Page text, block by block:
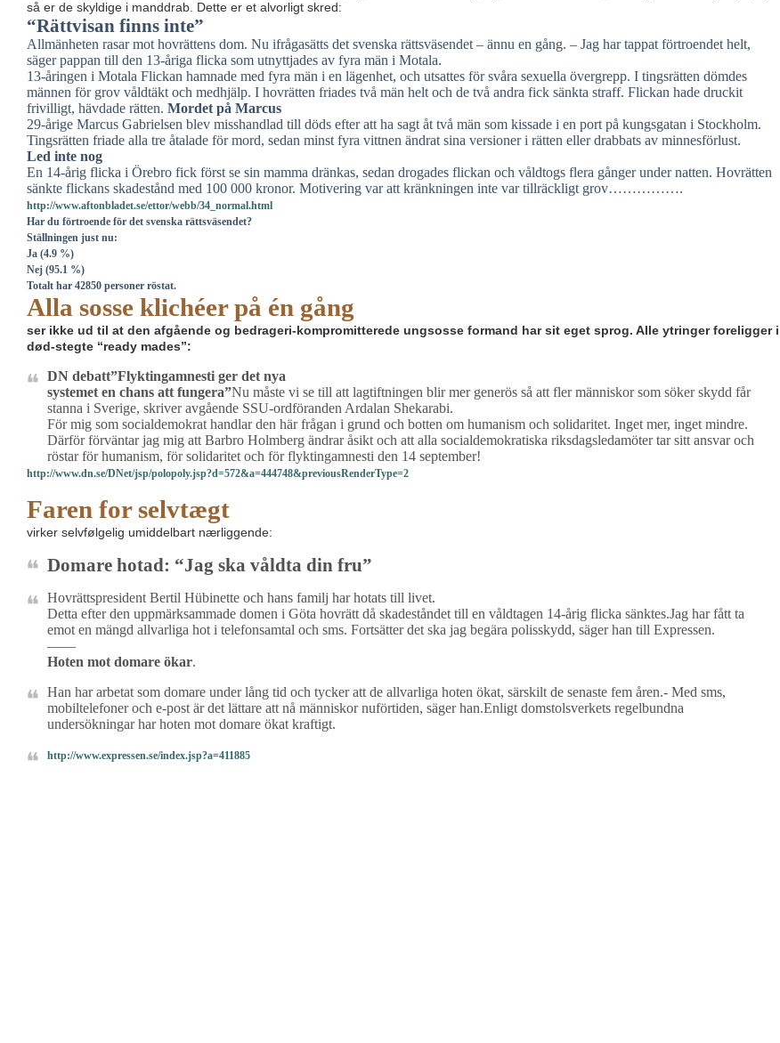
så er de skyldige i manddrab. Dette er et alvorligt skred:
“Rättvisan finns inte”
Allmänheten rasar mot hovrättens dom. Nu ifrågasätts det svenska rättsväsendet – ännu en gång. – Jag har tappat förtroendet helt,
säger pappan till den 13-åriga flicka som utnyttjades av fyra män i Motala.
13-åringen i Motala Flickan hamnade med fyra män i en lägenhet, och utsattes för svåra sexuella övergrepp. I tingsrätten dömdes
männen för grov våldtäkt och medhjälp. I hovrätten friades två män helt och de två andra fick sänkta straff. Flickan hade druckit
frivilligt, hävdade rätten. Mordet på Marcus
29-årige Marcus Gabrielsen blev misshandlad till döds efter att ha sagt åt två män som kissade i en port på kungsgatan i Stockholm.
Tingsrätten friade alla tre åtalade för mord, sedan minst fyra vittnen ändrat sina versioner i rätten eller drabbats av minnesförlust.
Led inte nog
En 14-årig flicka i Örebro fick först se sin mamma dränkas, sedan drogades flickan och våldtogs flera gånger under natten. Hovrätten
sänkte flickans skadestånd med 100 000 kronor. Motivering var att kränkningen inte var tillräckligt grov…………….
http://www.aftonbladet.se/ettor/webb/34_normal.html
Har du förtroende för det svenska rättsväsendet?
Ställningen just nu:
Ja (4.9 %)
Nej (95.1 %)
Totalt har 42850 personer röstat.
Alla sosse klichéer på én gång
ser ikke ud til at den afgående og bedrageri-kompromitterede ungsosse formand har sit eget sprog. Alle ytringer foreligger i
død-stegte “ready mades”:
DN debatt”Flyktingamnesti ger det nya
systemet en chans att fungera”Nu måste vi se till att lagtiftningen blir mer generös så att fler människor som söker skydd får
stanna i Sverige, skriver avgående SSU-ordföranden Ardalan Shekarabi.
För mig som socialdemokrat handlar den här frågan i grund och botten om humanism och solidaritet. Inget mer, inget mindre.
Därför förväntar jag mig att Barbro Holmberg ändrar åsikt och att alla socialdemokratiska riksdagsledamöter tar sitt ansvar och
röstar för humanism, för solidaritet och för flyktingamnesti den 14 september!
http://www.dn.se/DNet/jsp/polopoly.jsp?d=572&a=444748&previousRenderType=2
Faren for selvtægt
virker selvfølgelig umiddelbart nærliggende:
Domare hotad: “Jag ska våldta din fru”
Hovrättspresident Bertil Hübinette och hans familj har hotats till livet.
Detta efter den uppmärksammade domen i Göta hovrätt då skadeståndet till en våldtagen 14-årig flicka sänktes.Jag har fått ta
emot en mängd allvarliga hot i telefonsamtal och sms. Fortsätter det ska jag begära polisskydd, säger han till Expressen.
——
Hoten mot domare ökar.
Han har arbetat som domare under lång tid och tycker att de allvarliga hoten ökat, särskilt de senaste fem åren.- Med sms,
mobiltelefoner och e-post är det lättare att nå människor nuförtiden, säger han.Enligt domstolsverkets regelbundna
undersökningar har hoten mot domare ökat kraftigt.
http://www.expressen.se/index.jsp?a=411885